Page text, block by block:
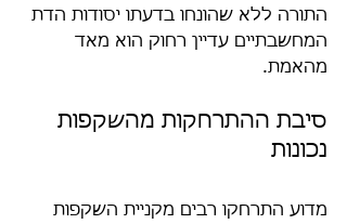
התורה ללא שהונחו בדעתו יסודות הדת
המחשבתיים עדיין רחוק הוא מאד
מהאמת.
סיבת ההתרחקות מהשקפות
נכונות
מדוע התרחקו רבים מקניית השקפות